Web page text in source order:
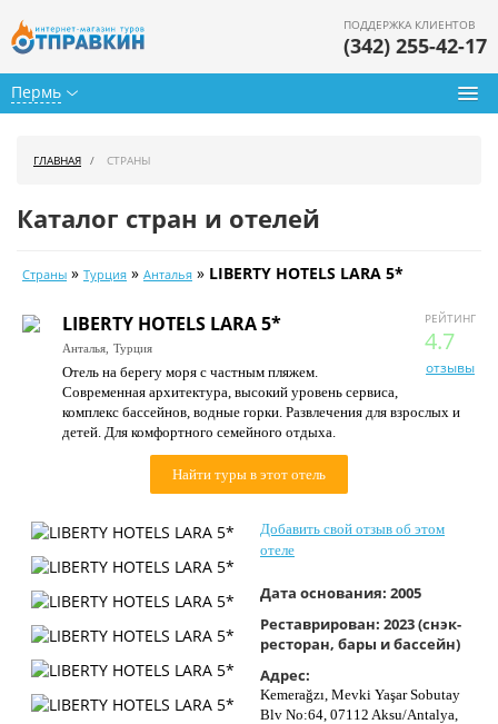
Пермь
ПОДДЕРЖКА КЛИЕНТОВ
(342) 255-42-17
Календарь туров
Цены дня
Страны
Как купить
Контакты
ГЛАВНАЯ СТРАНЫ
Каталог стран и отелей
Страны » Турция » Анталья » LIBERTY HOTELS LARA 5*
РЕЙТИНГ
4.7
отзывы
LIBERTY HOTELS LARA 5*
Анталья, Турция
Отель на берегу моря с частным пляжем.
Современная архитектура, высокий уровень сервиса,
комплекс бассейнов, водные горки. Развлечения для взрослых и
детей. Для комфортного семейного отдыха.
Найти туры в этот отель
Добавить свой отзыв об этом
отеле
Дата основания: 2005
Реставрирован: 2023 (снэк-
ресторан, бары и бассейн)
Адрес:
Kemerağzı, Mevki Yaşar Sobutay
Blv No:64, 07112 Aksu/Antalya,